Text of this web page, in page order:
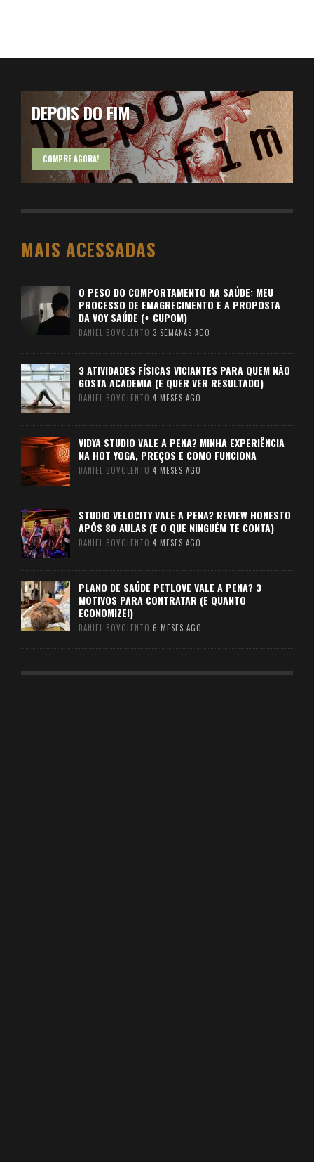
DEPOIS DO FIM
COMPRE AGORA!
MAIS ACESSADAS
O PESO DO COMPORTAMENTO NA SAÚDE: MEU
PROCESSO DE EMAGRECIMENTO E A PROPOSTA
DA VOY SAÚDE (+ CUPOM)
DANIEL BOVOLENTO 3 SEMANAS AGO
3 ATIVIDADES FÍSICAS VICIANTES PARA QUEM NÃO
GOSTA ACADEMIA (E QUER VER RESULTADO)
DANIEL BOVOLENTO 4 MESES AGO
VIDYA STUDIO VALE A PENA? MINHA EXPERIÊNCIA
NA HOT YOGA, PREÇOS E COMO FUNCIONA
DANIEL BOVOLENTO 4 MESES AGO
STUDIO VELOCITY VALE A PENA? REVIEW HONESTO
APÓS 80 AULAS (E O QUE NINGUÉM TE CONTA)
DANIEL BOVOLENTO 4 MESES AGO
PLANO DE SAÚDE PETLOVE VALE A PENA? 3
MOTIVOS PARA CONTRATAR (E QUANTO
ECONOMIZEI)
DANIEL BOVOLENTO 6 MESES AGO